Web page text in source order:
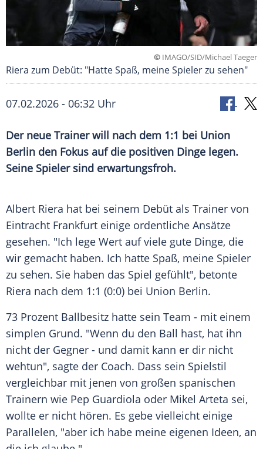
© IMAGO/SID/Michael Taeger
Riera zum Debüt: "Hatte Spaß, meine Spieler zu sehen"
07.02.2026 - 06:32 Uhr
Der neue Trainer will nach dem 1:1 bei Union
Berlin den Fokus auf die positiven Dinge legen.
Seine Spieler sind erwartungsfroh.
Albert Riera hat bei seinem Debüt als Trainer von
Eintracht Frankfurt einige ordentliche Ansätze
gesehen. "Ich lege Wert auf viele gute Dinge, die
wir gemacht haben. Ich hatte Spaß, meine Spieler
zu sehen. Sie haben das Spiel gefühlt", betonte
Riera nach dem 1:1 (0:0) bei Union Berlin.
73 Prozent Ballbesitz hatte sein Team - mit einem
simplen Grund. "Wenn du den Ball hast, hat ihn
nicht der Gegner - und damit kann er dir nicht
wehtun", sagte der Coach. Dass sein Spielstil
vergleichbar mit jenen von großen spanischen
Trainern wie Pep Guardiola oder Mikel Arteta sei,
wollte er nicht hören. Es gebe vielleicht einige
Parallelen, "aber ich habe meine eigenen Ideen, an